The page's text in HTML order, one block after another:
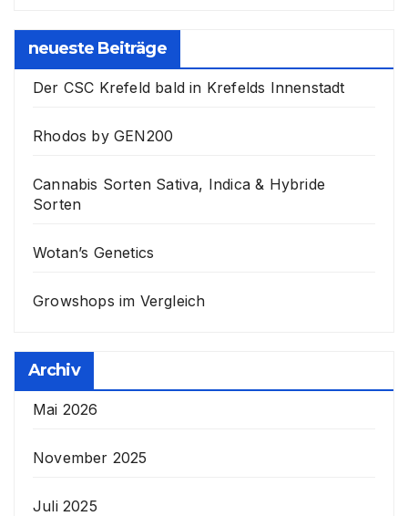
neueste Beiträge
Der CSC Krefeld bald in Krefelds Innenstadt
Rhodos by GEN200
Cannabis Sorten Sativa, Indica & Hybride
Sorten
Wotan’s Genetics
Growshops im Vergleich
Archiv
Mai 2026
November 2025
Juli 2025